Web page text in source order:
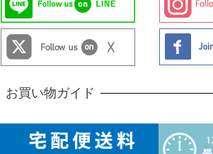
お買い物ガイド